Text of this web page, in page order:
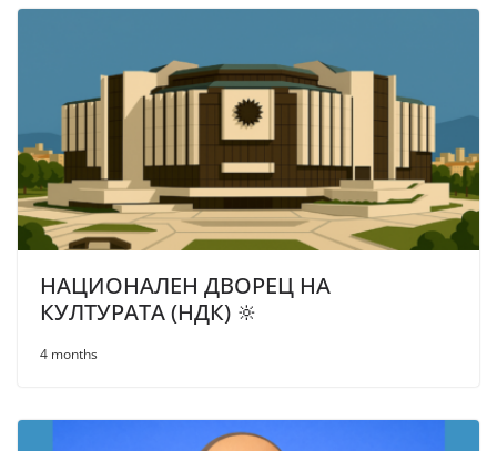
НАЦИОНАЛЕН ДВОРЕЦ НА
КУЛТУРАТА (НДК) 🔆
4 months